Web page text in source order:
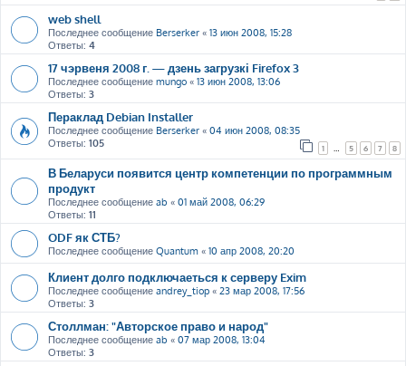
web shell
Последнее сообщение Berserker « 13 июн 2008, 15:28
Ответы: 4
17 чэрвеня 2008 г. — дзень загрузкі Firefox 3
Последнее сообщение mungo « 13 июн 2008, 13:06
Ответы: 3
Пераклад Debian Installer
Последнее сообщение Berserker « 04 июн 2008, 08:35
Ответы: 105 1 5 6 7 8
В Беларуси появится центр компетенции по программным
продукт
Последнее сообщение ab « 01 май 2008, 06:29
Ответы: 11
ODF як СТБ?
Последнее сообщение Quantum « 10 апр 2008, 20:20
Клиент долго подключаеться к серверу Exim
Последнее сообщение andrey_tiop « 23 мар 2008, 17:56
Ответы: 3
Столлман: "Авторское право и народ"
Последнее сообщение ab « 07 мар 2008, 13:04
Ответы: 3